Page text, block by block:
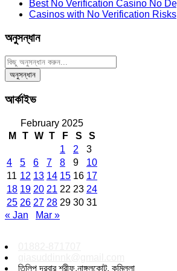
Best No Verification Casino No
Casinos with No Verification
অনুসন্ধান
আর্কাইভ
February 2025
M
T W T F S
S
1
2
3
4
5 6 7 8 9
10
11 12 13 14 15 16 17
18 19 20 21 22 23 24
25 26 27 28 29 30 31
« Jan
Mar »
তিলিপ দরবার শরীফ,নাঙ্গলকোট, কুমিল্লা